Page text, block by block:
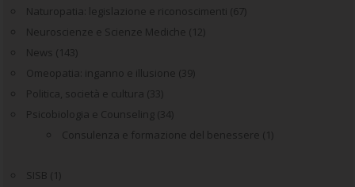
Naturopatia: legislazione e riconoscimenti (67)
Neuroscienze e Scienze Mediche (12)
News (143)
Omeopatia: inganno e illusione (39)
Politica, società e cultura (33)
Psicobiologia e Counseling (34)
Consulenza e formazione del benessere (1)
SISB (1)